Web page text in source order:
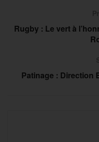
Rugby : Le vert à
Patinage : Direction